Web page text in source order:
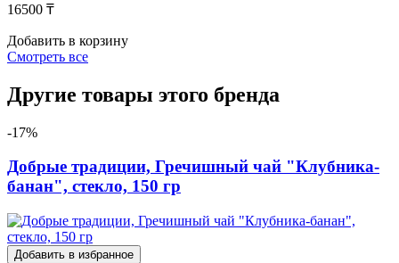
16500 ₸
Добавить в корзину
Смотреть все
Другие товары этого бренда
-17%
Добрые традиции, Гречишный чай "Клубника-
банан", стекло, 150 гр
Добавить в избранное